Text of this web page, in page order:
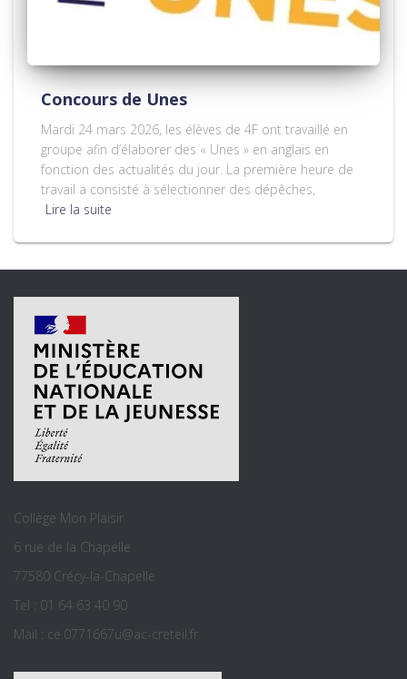
Concours de Unes
Mardi 24 mars 2026, les élèves de 4F ont travaillé en
groupe afin d’élaborer des « Unes » en anglais en
fonction des actualités du jour. La première heure de
travail a consisté à sélectionner des dépêches,
Lire la suite
Collège Mon Plaisir
6 rue de la Chapelle
77580 Crécy-la-Chapelle
Tel : 01 64 63 40 90
Mail : ce.0771667u@ac-creteil.fr